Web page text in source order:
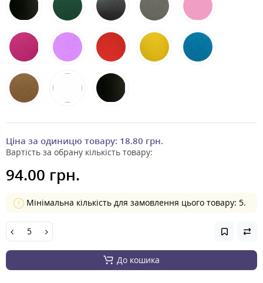
Ціна за одиницю товару: 18.80 грн.
Вартість за обрану кількість товару:
94.00 грн.
Мінімальна кількість для замовлення цього товару: 5.
До кошика